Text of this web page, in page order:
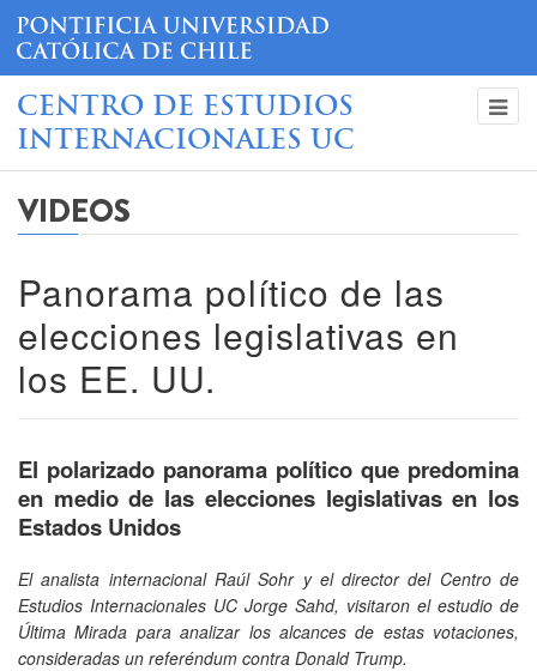
CENTRO DE ESTUDIOS
INTERNACIONALES UC
VIDEOS
Panorama político de las
elecciones legislativas en
los EE. UU.
El polarizado panorama político que predomina
en medio de las elecciones legislativas en los
Estados Unidos
El analista internacional Raúl Sohr y el director del Centro de
Estudios Internacionales UC Jorge Sahd, visitaron el estudio de
Última Mirada para analizar los alcances de estas votaciones,
consideradas un referéndum contra Donald Trump.